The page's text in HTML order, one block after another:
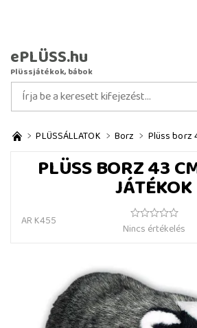
ePLÜSS.hu
Plüssjátékok, bábok
PLÜSSÁLLATOK Borz Plüss borz
PLÜSS BORZ 43
JÁTÉKOK
AR K455
Nincs értékelés